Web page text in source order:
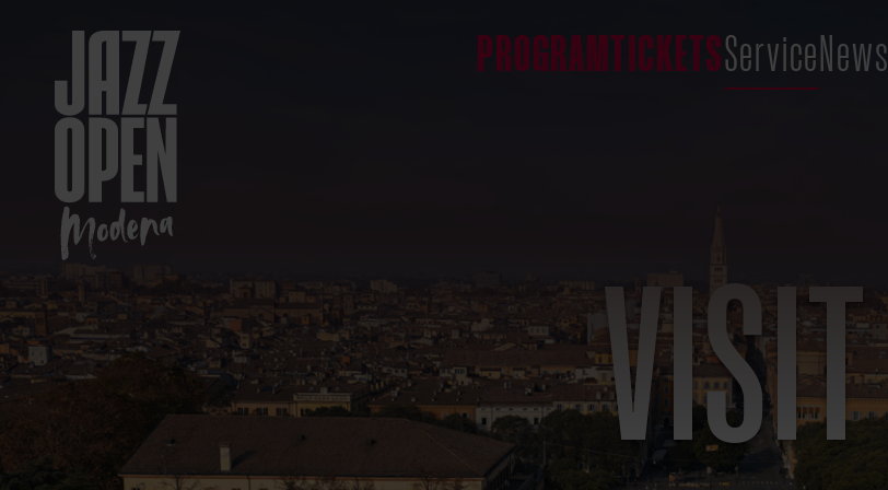
PROGRAMTICKETSServiceNews
VISIT